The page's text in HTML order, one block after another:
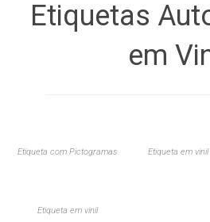
Etiquetas
em
Etiqueta com Pictogramas Etiqueta em vinil
Etiqueta em vinil